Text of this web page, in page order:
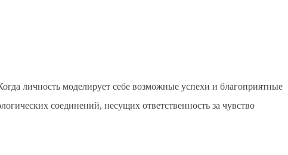
личность моделирует себе возможные успехи и благоприятные
соединений, несущих ответственность за чувство